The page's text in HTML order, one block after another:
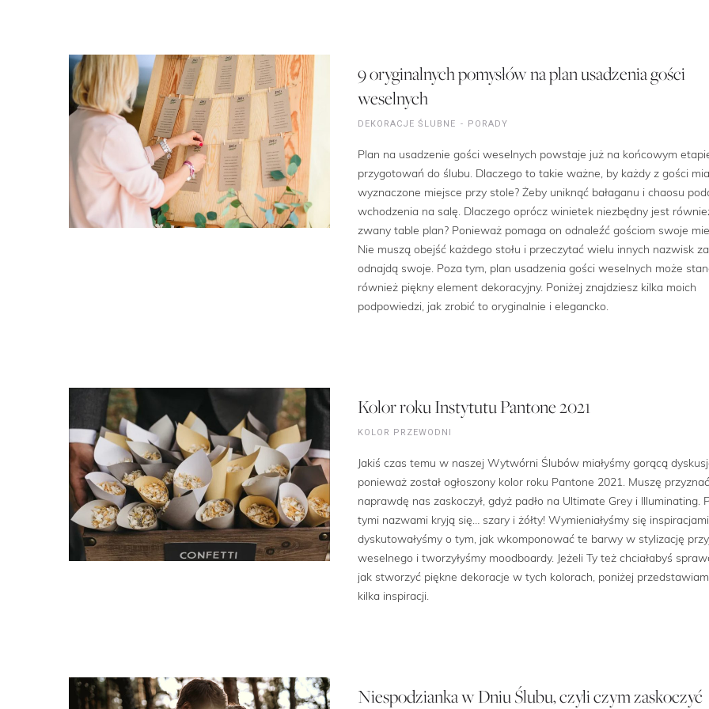
9 oryginalnych pomysłów na plan usadzenia gości
weselnych
DEKORACJE ŚLUBNE PORADY
Plan na usadzenie gości weselnych powstaje już na końcowym
przygotowań do ślubu. Dlaczego to takie ważne, by każdy z gości
wyznaczone miejsce przy stole? Żeby uniknąć bałaganu i chaosu
wchodzenia na salę. Dlaczego oprócz winietek niezbędny jest
zwany table plan? Ponieważ pomaga on odnaleźć gościom swoje
Nie muszą obejść każdego stołu i przeczytać wielu innych nazwisk
odnajdą swoje. Poza tym, plan usadzenia gości weselnych może
również piękny element dekoracyjny. Poniżej znajdziesz kilka moich
podpowiedzi, jak zrobić to oryginalnie i elegancko.
Kolor roku Instytutu Pantone 2021
KOLOR PRZEWODNI
Jakiś czas temu w naszej Wytwórni Ślubów miałyśmy gorącą
ponieważ został ogłoszony kolor roku Pantone 2021. Muszę
naprawdę nas zaskoczył, gdyż padło na Ultimate Grey i Illuminating.
tymi nazwami kryją się… szary i żółty! Wymieniałyśmy się inspiracjami,
dyskutowałyśmy o tym, jak wkomponować te barwy w stylizację
weselnego i tworzyłyśmy moodboardy. Jeżeli Ty też chciałabyś
jak stworzyć piękne dekoracje w tych kolorach, poniżej
kilka inspiracji.
Niespodzianka w Dniu Ślubu, czyli czym zaskoczyć